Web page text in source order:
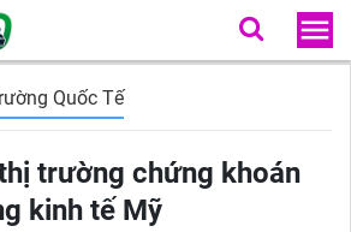
Quốc Tế
trường chứng khoán
kinh tế Mỹ